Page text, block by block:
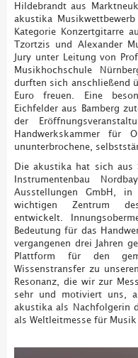
Hildebrandt aus
akustika
Kategorie Konzertgitarre
Tzortzis und Alexander
Jury unter Leitung von
Musikhochschule
durften sich anschließend
Euro freuen. Eine
Eichfelder aus Bamberg
der
Handwerkskammer für
ununterbrochene,
Die akustika hat sich aus
Instrumentenbau
Ausstellungen GmbH,
wichtigen Zentrum
entwickelt.
Bedeutung für das
vergangenen drei Jahren
Plattform für den
Wissenstransfer zu
Resonanz, die wir zur
sehr und motiviert uns,
akustika als Nachfolgerin
als Weltleitmesse für